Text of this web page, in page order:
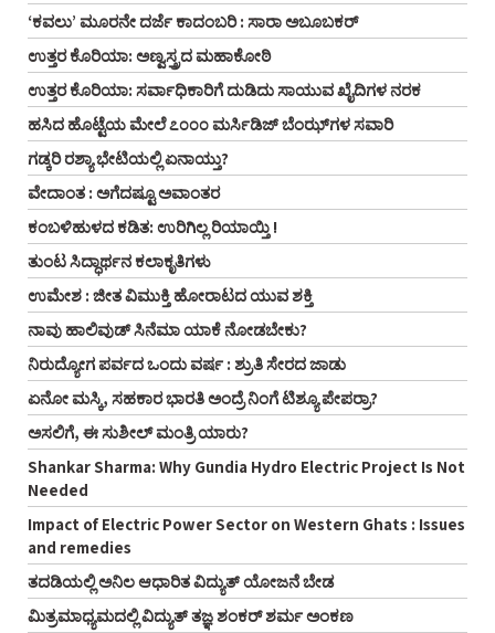
‘ಕವಲು’ ಮೂರನೇ ದರ್ಜೆ ಕಾದಂಬರಿ : ಸಾರಾ ಅಬೂಬಕರ್
ಉತ್ತರ ಕೊರಿಯಾ: ಅಣ್ವಸ್ತ್ರದ ಮಹಾಕೋಠಿ
ಉತ್ತರ ಕೊರಿಯಾ: ಸರ್ವಾಧಿಕಾರಿಗೆ ದುಡಿದು ಸಾಯುವ ಖೈದಿಗಳ ನರಕ
ಹಸಿದ ಹೊಟ್ಟೆಯ ಮೇಲೆ ೭೦೦೦ ಮರ್ಸಿಡಿಜ್ ಬೆಂಝ್‌ಗಳ ಸವಾರಿ
ಗಡ್ಕರಿ ರಶ್ಯಾ ಭೇಟಿಯಲ್ಲಿ ಏನಾಯ್ತು?
ವೇದಾಂತ : ಅಗೆದಷ್ಟೂ ಅವಾಂತರ
ಕಂಬಳಿಹುಳದ ಕಡಿತ: ಉರಿಗಿಲ್ಲ ರಿಯಾಯ್ತಿ !
ತುಂಟ ಸಿದ್ಧಾರ್ಥನ ಕಲಾಕೃತಿಗಳು
ಉಮೇಶ : ಜೀತ ವಿಮುಕ್ತಿ ಹೋರಾಟದ ಯುವ ಶಕ್ತಿ
ನಾವು ಹಾಲಿವುಡ್ ಸಿನೆಮಾ ಯಾಕೆ ನೋಡಬೇಕು?
ನಿರುದ್ಯೋಗ ಪರ್ವದ ಒಂದು ವರ್ಷ : ಶ್ರುತಿ ಸೇರದ ಜಾಡು
ಏನೋ ಮಸ್ಕಿ, ಸಹಕಾರ ಭಾರತಿ ಅಂದ್ರೆ ನಿಂಗೆ ಟಿಶ್ಯೂ ಪೇಪರ್ರಾ?
ಅಸಲಿಗೆ, ಈ ಸುಶೀಲ್ ಮಂತ್ರಿ ಯಾರು?
Shankar Sharma: Why Gundia Hydro Electric Project Is Not
Needed
Impact of Electric Power Sector on Western Ghats : Issues
and remedies
ತದಡಿಯಲ್ಲಿ ಅನಿಲ ಆಧಾರಿತ ವಿದ್ಯುತ್ ಯೋಜನೆ ಬೇಡ
ಮಿತ್ರಮಾಧ್ಯಮದಲ್ಲಿ ವಿದ್ಯುತ್ ತಜ್ಞ ಶಂಕರ್ ಶರ್ಮ ಅಂಕಣ